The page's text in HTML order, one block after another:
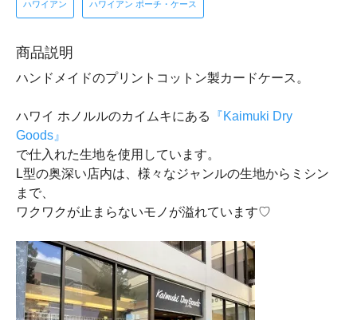
ハワイアン ハワイアン ポーチ・ケース
商品説明
ハンドメイドのプリントコットン製カードケース。
ハワイ ホノルルのカイムキにある
『Kaimuki Dry
Goods』
で仕入れた生地を使用しています。
L型の奥深い店内は、様々なジャンルの生地からミシン
まで、
ワクワクが止まらないモノが溢れています♡